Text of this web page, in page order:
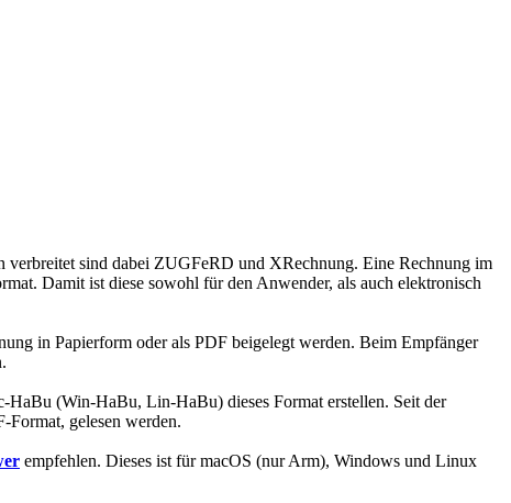
verbreitet sind dabei ZUGFeRD und XRechnung. Eine Rechnung im
Damit ist diese sowohl für den Anwender, als auch elektronisch
in Papierform oder als PDF beigelegt werden. Beim Empfänger
HaBu (Win-HaBu, Lin-HaBu) dieses Format erstellen. Seit der
Format, gelesen werden.
empfehlen. Dieses ist für macOS (nur Arm), Windows und Linux